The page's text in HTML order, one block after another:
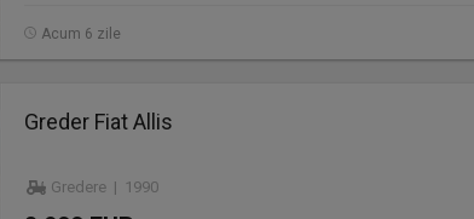
Acum 6 zile
Greder Fiat Allis
Gredere | 1990